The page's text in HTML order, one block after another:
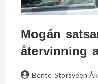
Mogán
återvinning
Bente Storsveen